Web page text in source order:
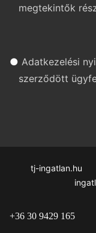
megtekintők
● Adatkezelési
szerződött
tj-ingatlan.hu
+36 30 9429 165